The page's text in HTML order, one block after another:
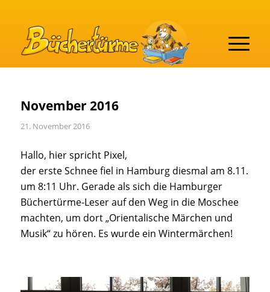
November 2016
21. November 2016
Hallo, hier spricht Pixel,
der erste Schnee fiel in Hamburg diesmal am 8.11.
um 8:11 Uhr. Gerade als sich die Hamburger
Büchertürme-Leser auf den Weg in die Moschee
machten, um dort „Orientalische Märchen und
Musik“ zu hören. Es wurde ein Wintermärchen!